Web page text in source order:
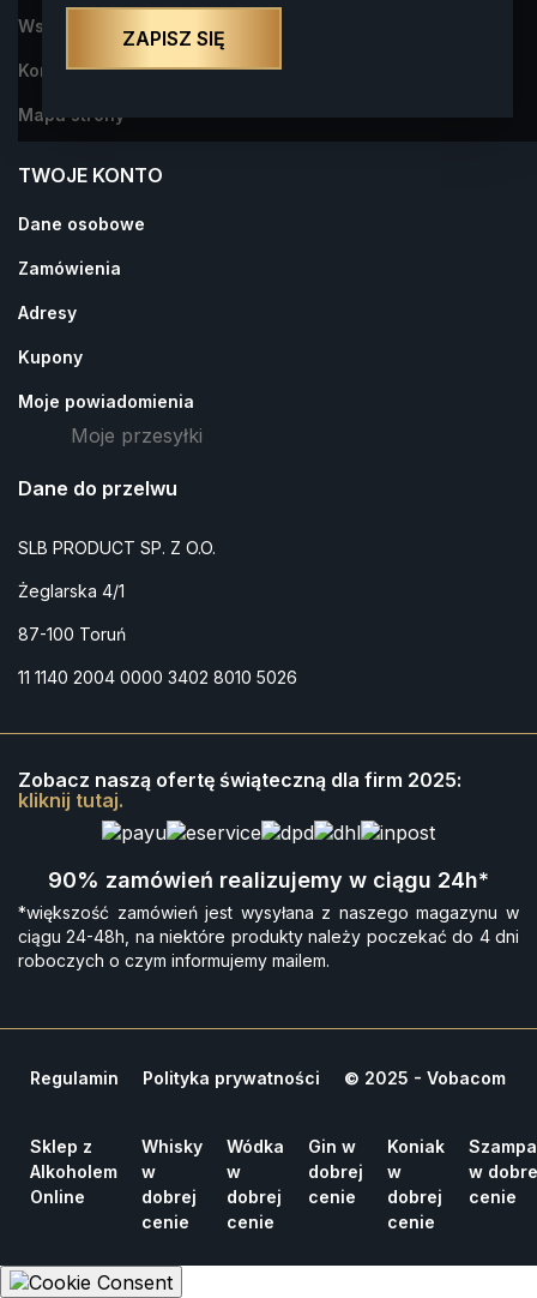
ZAPISZ SIĘ
Współpraca
Kontakt z nami
Mapa strony
TWOJE KONTO
Dane osobowe
Zamówienia
Adresy
Kupony
Moje powiadomienia
Moje przesyłki
Dane do przelwu
SLB PRODUCT SP. Z O.O.
Żeglarska 4/1
87-100 Toruń
11 1140 2004 0000 3402 8010 5026
Zobacz naszą ofertę świąteczną dla firm 2025:
kliknij tutaj.
90% zamówień realizujemy w ciągu 24h*
*większość zamówień jest wysyłana z naszego magazynu w
ciągu 24-48h, na niektóre produkty należy poczekać do 4 dni
roboczych o czym informujemy mailem.
Regulamin Polityka prywatności © 2025 - Vobacom
Sklep z
Alkoholem
Online
Whisky
w
dobrej
cenie
Wódka
w
dobrej
cenie
Gin w
dobrej
cenie
Koniak
w
dobrej
cenie
w
cenie